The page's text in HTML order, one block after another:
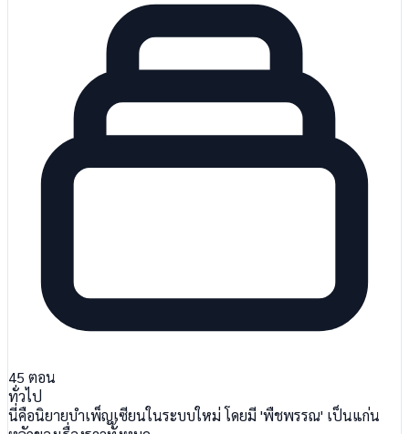
45 ตอน
ทั่วไป
นี่คือนิยายบำเพ็ญเซียนในระบบใหม่ โดยมี 'พืชพรรณ' เป็นแก่น